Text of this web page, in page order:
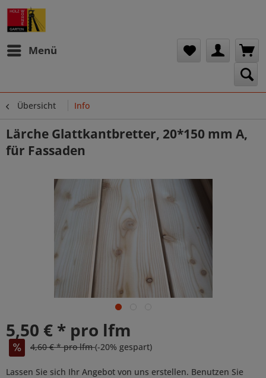
Menü
Übersicht Info
Lärche Glattkantbretter, 20*150 mm A,
für Fassaden
5,50 € * pro lfm
4,60 € * pro lfm(-20% gespart)
Lassen Sie sich Ihr Angebot von uns erstellen. Benutzen Sie